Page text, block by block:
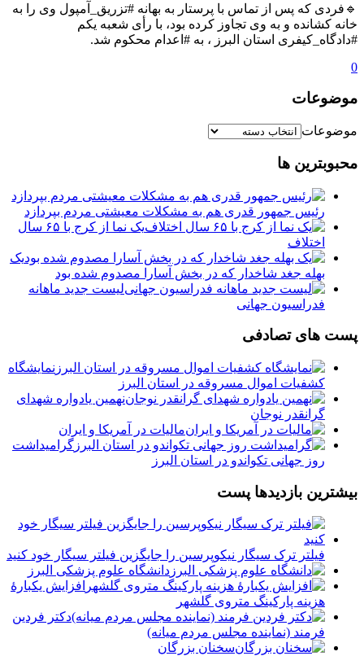
🔹فردی که پس از تماس با پرستار به بهانه #تزریق_آمپول وی را به
خانه کشانده و به وی تجاوز کرده بود، با رأی شعبه یکم
#دادگاه_کیفری استان البرز ، به #اعدام محکوم شد.
0
موضوعات
موضوعات
محبوبترین ها
رئیس جمهور قدری هم به مشکلات معیشتی مردم بپردازد
یک نما از کرج با ۶۵ سال
اختلاف
یک
بهله جغد شاخدار که در بخش آسارا مصدوم شده بود
لیست جدید ماهانه
فدراسیون جهانی
پست های تصادفی
️نمایشگاه
کشفیات اموال مسروقه در استان البرز
نهمین یادواره شهدای
گرانقدر نوجان
مالیات در آمریکا و ایران
گرامیداشت
روز جهانی تکواندو در استان البرز
بیشترین بازدیدها پست
فیلتر ترک سیگار نیکوپرسین را جایگزین فیلتر سیگار خود کنید
دانشگاه علوم پزشکی البرز
افزایش یکبارۀ
هزینه پارکینگ متروی گلشهر
دكتر فردين
فرمند (نماينده مجلس مردم میانه)
سخنان بزرگان